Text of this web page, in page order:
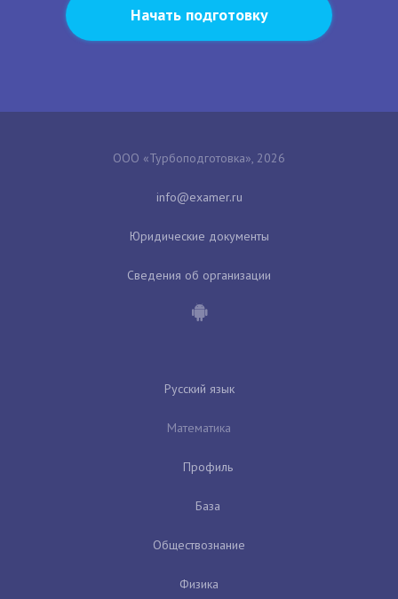
Начать подготовку
ООО «Турбоподготовка», 2026
Юридические документы
Сведения об организации
Русский язык
Математика
Профиль
База
Обществознание
Физика